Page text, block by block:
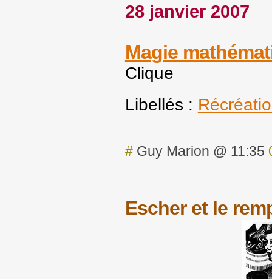
28 janvier 2007
Magie
Clique
Libellés :
#Guy Marion @ 11:35
Escher et le